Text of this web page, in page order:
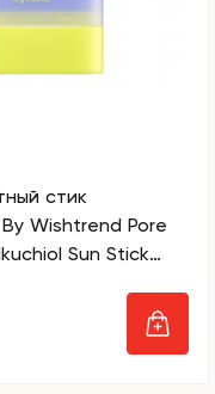
стик
Wishtrend Pore
Sun Stick